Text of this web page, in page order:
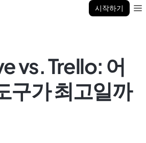
시작하기
vs. Trello: 어
구가 최고일까